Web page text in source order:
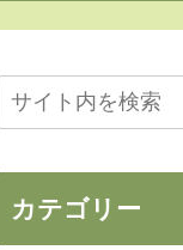
カテゴリー